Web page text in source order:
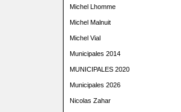
Michel Lhomme
Michel Malnuit
Michel Vial
Municipales 2014
MUNICIPALES 2020
Municipales 2026
Nicolas Zahar